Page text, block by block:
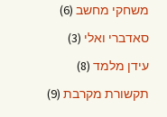
משחקי מחשב (6)
סאדברי ואלי (3)
עידן מלמד (8)
תקשורת מקרבת (9)